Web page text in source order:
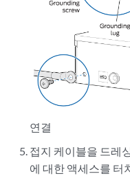
연결
접지 케이블을 드레
에 대한 액세스를 터